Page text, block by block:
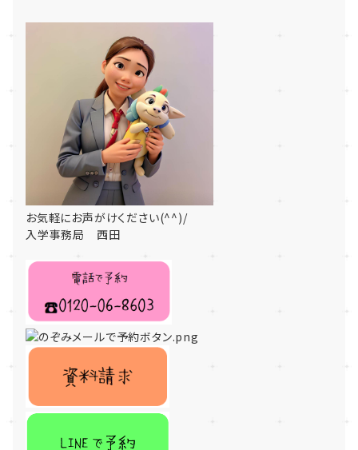
お気軽にお声がけください(^^)/
入学事務局 西田